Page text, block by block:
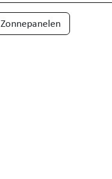
Zonnepanelen